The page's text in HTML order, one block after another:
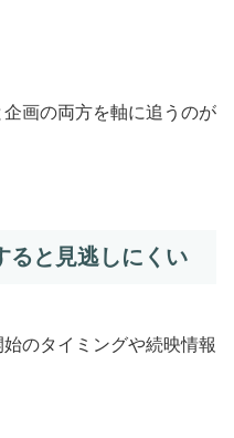
画の両方を軸に追うのが
ると見逃しにくい
のタイミングや続映情報